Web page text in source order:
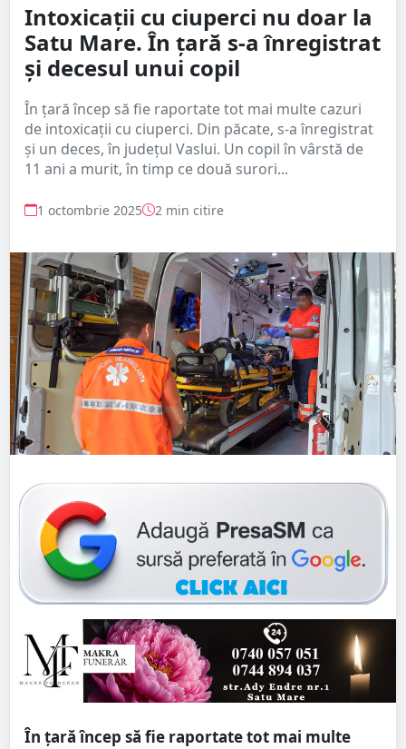
Intoxicații cu ciuperci nu doar la
Satu Mare. În țară s-a înregistrat
și decesul unui copil
În țară încep să fie raportate tot mai multe cazuri
de intoxicații cu ciuperci. Din păcate, s-a înregistrat
și un deces, în județul Vaslui. Un copil în vârstă de
11 ani a murit, în timp ce două surori...
1 octombrie 2025 2 min citire
În țară încep să fie raportate tot mai multe